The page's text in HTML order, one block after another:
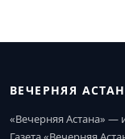
ВЕЧЕРНЯЯ
«Вечерняя Астана»